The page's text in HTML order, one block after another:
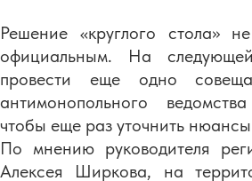
Решение «круглого стола»
официальным. На
провести еще одно
антимонопольного
чтобы еще раз уточнить нюансы
По мнению руководителя
Алексея Ширкова, на